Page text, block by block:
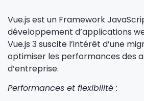
Vue.js est un Framework
développement d’applications
Vue.js 3 suscite l’intérêt d’une
optimiser les performances des
d’entreprise.
Performances et flexibilité :